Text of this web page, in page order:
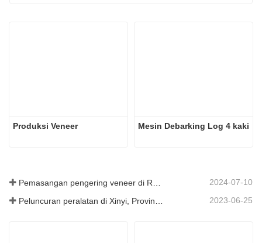
Produksi Veneer Mesin Debarking Log 4 kaki
2024-07-10
Peluncuran peralatan di Xinyi, Provinsi Guizhou, Tiongkok 2023-06-25